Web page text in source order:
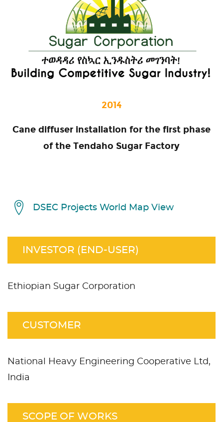
2014
Cane diffuser installation for the first phase
of the Tendaho Sugar Factory
DSEC Projects World Map View
INVESTOR (END-USER)
Ethiopian Sugar Corporation
CUSTOMER
National Heavy Engineering Cooperative Ltd,
India
SCOPE OF WORKS